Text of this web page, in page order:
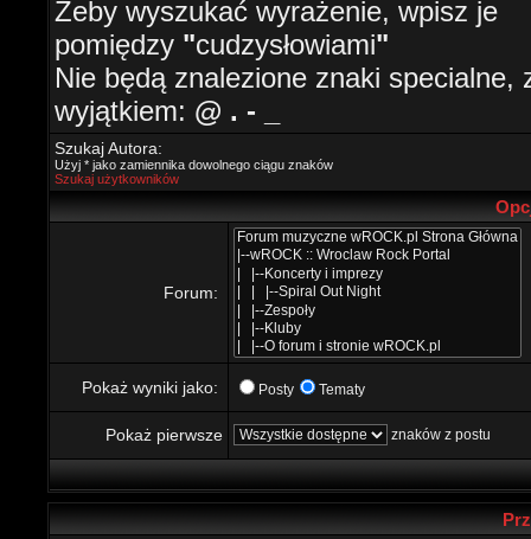
Żeby wyszukać wyrażenie, wpisz je
pomiędzy "cudzysłowiami"
Nie będą znalezione znaki specialne,
wyjątkiem: @ . - _
Szukaj Autora:
Użyj * jako zamiennika dowolnego ciągu znaków
Szukaj użytkowników
Forum:
Pokaż wyniki jako: Posty Tematy
Pokaż pierwsze znaków z postu